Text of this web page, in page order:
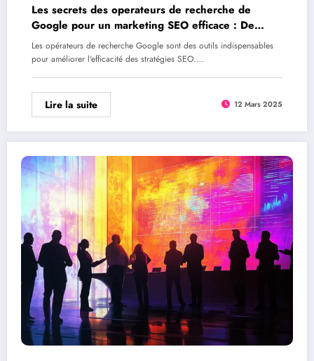
Les secrets des operateurs de recherche de
Google pour un marketing SEO efficace : De
debutant a expert
Les opérateurs de recherche Google sont des outils indispensables
pour améliorer l'efficacité des stratégies SEO.…
Lire la suite 12 Mars 2025